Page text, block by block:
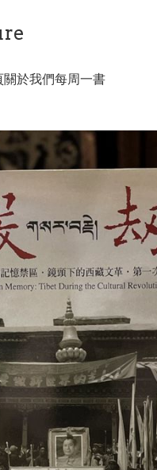
關於我們每周一書